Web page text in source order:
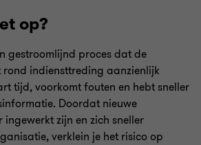
op?
gestroomlijnd proces dat de
indiensttreding aanzienlijk
tijd, voorkomt fouten en hebt sneller
Doordat nieuwe
ingewerkt zijn en zich sneller
verklein je het risico op